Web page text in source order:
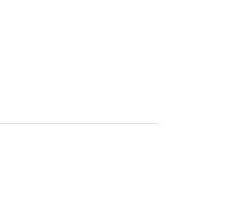
真有效值交直流鉤錶